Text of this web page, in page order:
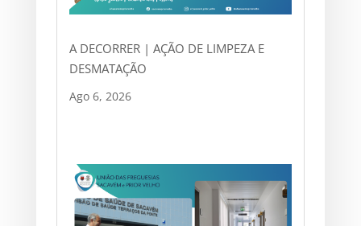
A DECORRER | AÇÃO DE LIMPEZA E
DESMATAÇÃO
Ago 6, 2026